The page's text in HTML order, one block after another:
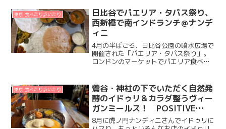
とか、裁断とか、そういう準備で忙しか
った1週間だったなー。...
東京 食べたり歩いたり
日比谷でパエリア・タパス祭り、
西新橋で南インドランチ＠ナンデ
ィニ
4月の半ばごろ、日比谷公園の噴水広場で
開催された「パエリア・タパス祭り」。
ロンドンのマーケットでパエリア食べる
この祭りをすでに知っており。金・土・
日の3日間開催の初日、...
東京 食べたり歩いたり
鶯谷・神社の下でいただく自然発
酵のイドゥリ＆カラダ整うヴィー
ガンミールス！ POSITIVE
MASARA ATTITUDE
8月に虎ノ門ナンディニさんでイドゥリに